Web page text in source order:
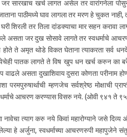
जर सारखाच खर्च लागत असेल तर वारांगनेला
पाठीमध्ये घाव लागला तर मरण हे चुकत
शिरली तर तिला दांडक्याचा मार सहन करावा
केले असता जर दुख सोसावे लागते तर स्वधर्माचे
होते ते अमृत थोडे विकत घेताना त्याकरता सर्व
पातक लागते ते विष खुप धन खर्च करुन का बरे
असता दुखाशिवाय दुसरा कोणता परीनाम
परमपुरुषार्थाची म्हणजेच सर्वश्रेष्ठ मोक्षाची
आचरण करण्यास विसरु नये. (ओवी ९४१ ते
नावेचा त्याग करु नये किवां महारोग्याने जसे
हे अर्जुना, स्वधर्माच्या आचरणरुपी महापुजेने